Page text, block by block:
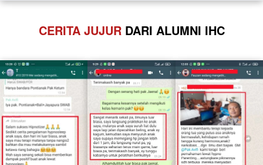
CERITA JUJUR DARI ALUMNI IHC